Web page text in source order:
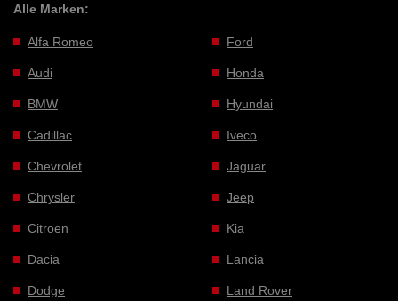
Alle Marken:
Alfa Romeo
Audi
BMW
Cadillac
Chevrolet
Chrysler
Citroen
Dacia
Dodge
Ford
Honda
Hyundai
Iveco
Jaguar
Jeep
Kia
Lancia
Land Rover